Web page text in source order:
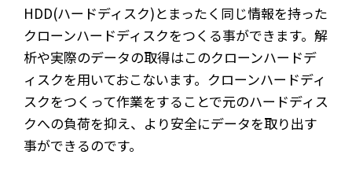
HDD(ハードディスク)とまったく同じ情報を持った
クローンハードディスクをつくる事ができます。解
析や実際のデータの取得はこのクローンハードデ
ィスクを用いておこないます。クローンハードディ
スクをつくって作業をすることで元のハードディス
クへの負荷を抑え、より安全にデータを取り出す
事ができるのです。